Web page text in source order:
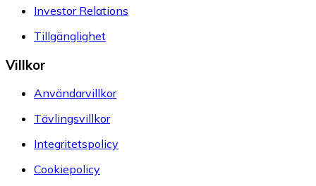
Investor Relations
Tillgänglighet
Villkor
Användarvillkor
Tävlingsvillkor
Integritetspolicy
Cookiepolicy